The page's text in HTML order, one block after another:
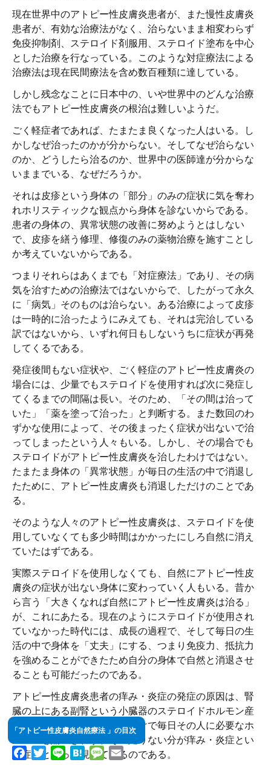
現在世界中のアトピー性皮膚炎患者が、また慢性皮膚炎
患者が、有効な治療法がなく、治らないまま相変わらず
免疫抑制剤、ステロイド剤服用、ステロイド塗布を中心
とした治療を行なっている。このような対症療法による
治療法は現在民間療法を含め数百種類に達している。
しかし残念なことに日本中の、いや世界中のどんな治療
法でもアトピー性皮膚炎の根治は難しいようだ。
ごく軽症者であれば、たまたま良くなった人はいる。し
かしなぜ治ったのかが分からない。そしてなぜ治らない
のか、どうしたら治るのか、世界中の医師達が分からな
いままでいる、なぜだろうか。
それは皮疹という身体の「部分」のみの症状に気を奪わ
れホリスティックな観点から身体を診ないからである。
患者の身体の、異常状態の改善に努めようとはしない
で、皮疹を繕う修理、修復のみの薬物治療を施すことし
か考えていないからである。
つまりそれらはあくまでも「対症療法」であり、その病
気を治すための治療法ではないからで、したがって永久
に「病気」そのものは治らない。ある治療によって皮疹
は一時的に治ったようにみえても、それは完治している
訳ではないから、いずれ何日もしないうちに症状が再発
してくるである。
発症後間もない症状や、ごく軽症のアトピー性皮膚炎の
場合には、少量でもステロイドを使用すれば次に発症し
てくるまでの間隔は長い。そのため、「その間は治って
いた」「薬を塗って治った」と判断する。また数回のわ
ずかな使用によって、その後まったく症状が出ないで治
ってしまったという人々もいる。しかし、その場合でも
ステロイドがアトピー性皮膚炎を治したわけではない。
たまたま身体の「異常状態」が毎日の生活の中で消退し
たために、アトピー性皮膚炎も消退しただけのことであ
る。
そのような人々のアトピー性皮膚炎は、ステロイドを使
用していなくても多少時間はかかったにしろ自然に消え
ていたはずである。
実際ステロイドを使用しなくても、自然にアトピー性皮
膚炎の症状が出ない身体に変わっていく人もいる。昔か
ら言う「大きくなれば自然にアトピー性皮膚炎は治る」
が、これにあたる。現在のようにステロイドが使用され
ていなかった時代には、成長の過程で、そして毎日の生
活の中で身体を「丈夫」にする、つまり免疫力、抵抗力
を強めることができたため自分の身体で自然と消退させ
ることも可能だったのである。
アトピー性皮膚炎患者の痒み・炎症の発症の原因は、腎
臓の上にある副腎という小臓器のステロイドホルモン産
生、分泌機能の低下にあるわけで毎日その人に必要なホ
ルモンを賄いきれず、その足りない分が痒み・炎症とい
う症状となって現れているのである。
「アトピー性皮膚炎自然療法 」の目次
Facebook
Twitter
LineHatenaMessage
Email